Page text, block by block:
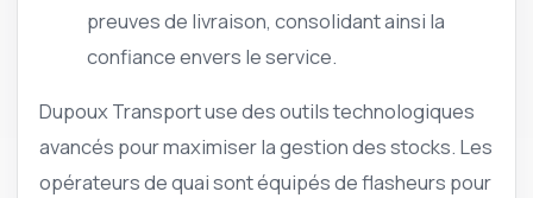
preuves de livraison, consolidant ainsi la
confiance envers le service.
Dupoux Transport use des outils technologiques
avancés pour maximiser la gestion des stocks. Les
opérateurs de quai sont équipés de flasheurs pour